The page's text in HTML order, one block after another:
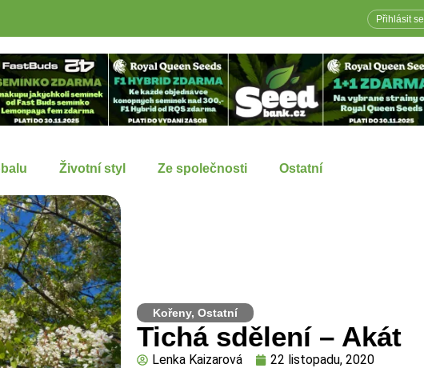
Přihlásit se
Životní styl Ze společnosti Ostatní
Kořeny, Ostatní
Tichá sdělení – Akát
Lenka Kaizarová 22 listopadu, 2020